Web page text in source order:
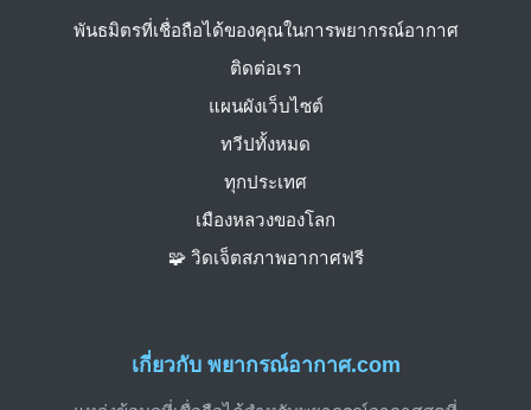
เกี่ยวกับ พยากรณ์อากาศ.com
พันธมิตรที่เชื่อถือได้ของคุณในการพยากรณ์อากาศ
ติดต่อเรา
แผนผังเว็บไซต์
ทวีปทั้งหมด
ทุกประเทศ
เมืองหลวงของโลก
🧩 วิดเจ็ตสภาพอากาศฟรี